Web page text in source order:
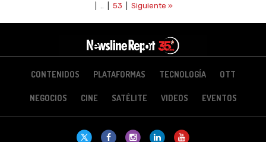
53 Siguiente »
CONTENIDOS PLATAFORMAS TECNOLOGÍA OTT
NEGOCIOS CINE SATÉLITE VIDEOS EVENTOS